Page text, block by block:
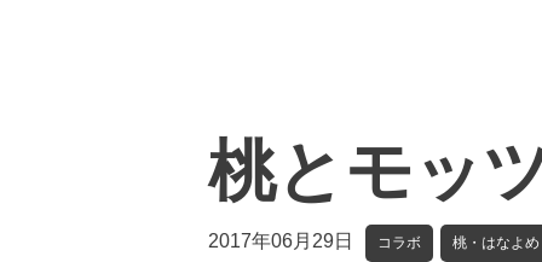
桃とモッ
2017年06月29日 コラボ 桃・はなよめ